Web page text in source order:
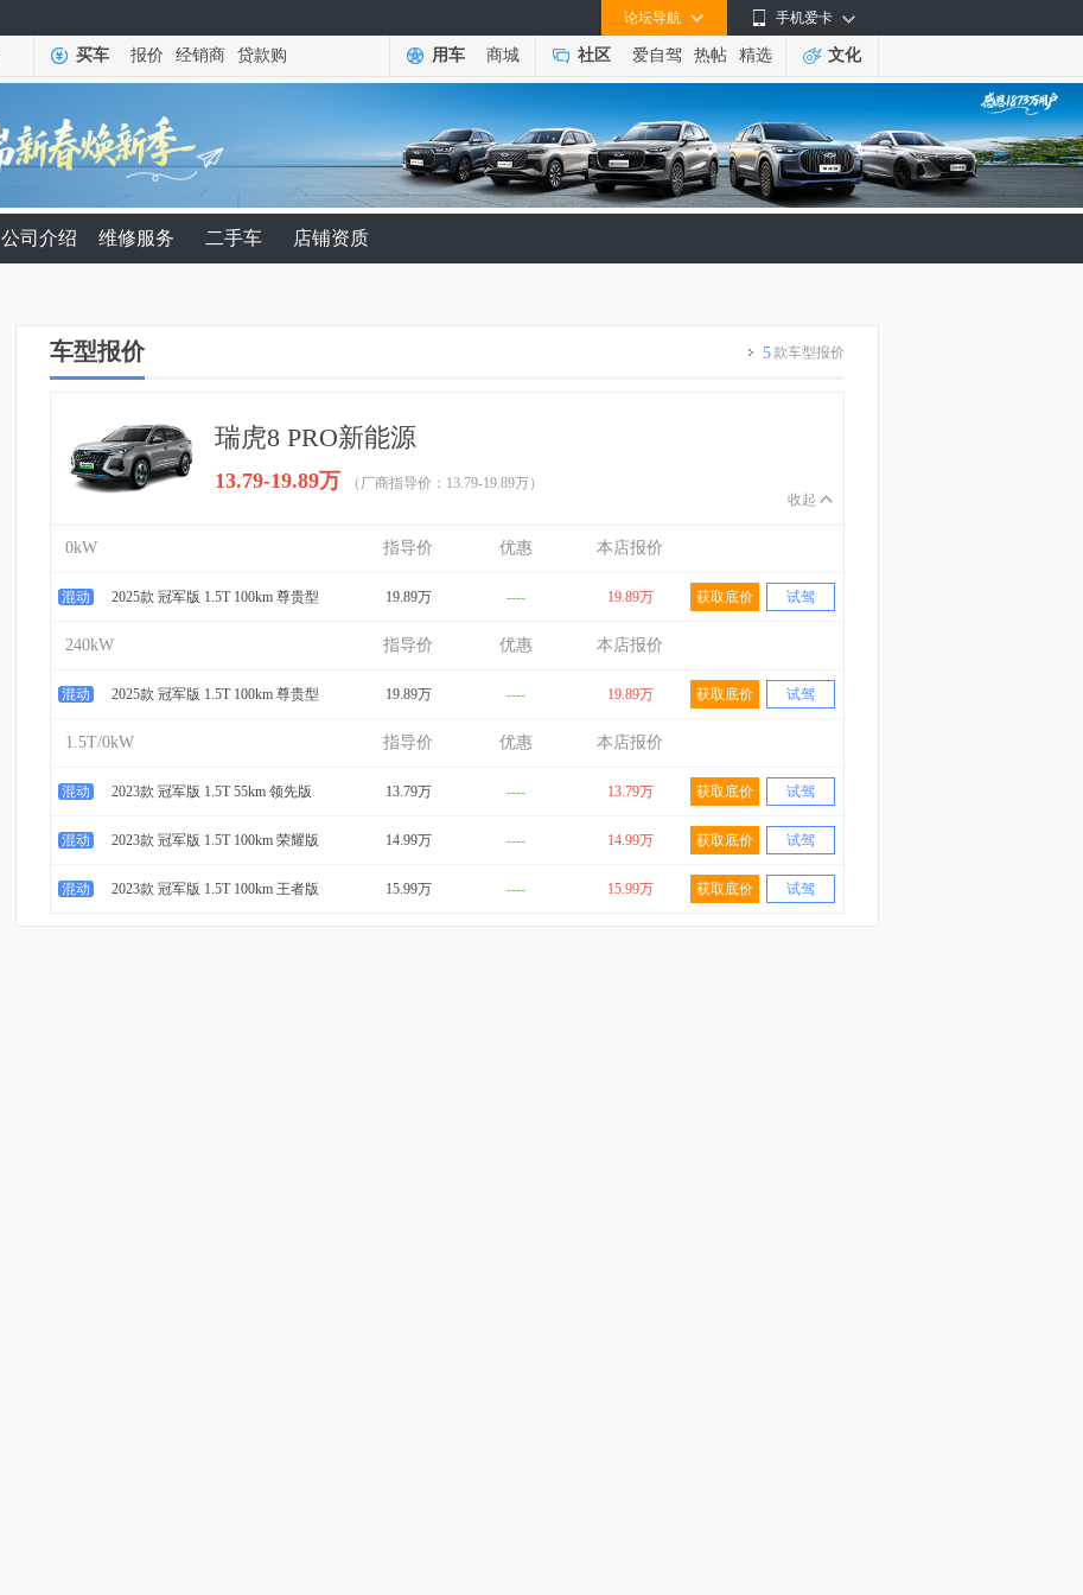
手机爱卡
论坛导航
买车 报价 经销商 贷款购 用车 商城 社区 爱自驾 热帖 精选 文化
公司介绍 维修服务 二手车 店铺资质
车型报价 5款车型报价
瑞虎8 PRO新能源
13.79-19.89万
（厂商指导价：13.79-19.89万）
收起
0kW 指导价 优惠 本店报价
混动 2025款 冠军版 1.5T 100km 尊贵型 19.89万 ---- 19.89万 获取底价 试驾
240kW 指导价 优惠 本店报价
混动 2025款 冠军版 1.5T 100km 尊贵型 19.89万 ---- 19.89万 获取底价 试驾
1.5T/0kW 指导价 优惠 本店报价
混动 2023款 冠军版 1.5T 55km 领先版 13.79万 ---- 13.79万 获取底价 试驾
混动 2023款 冠军版 1.5T 100km 荣耀版 14.99万 ---- 14.99万 获取底价 试驾
混动 2023款 冠军版 1.5T 100km 王者版 15.99万 ---- 15.99万 获取底价 试驾